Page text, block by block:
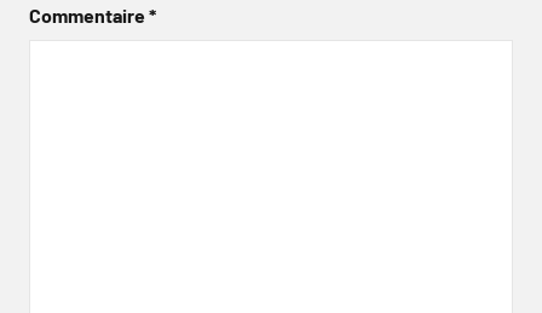
Commentaire*